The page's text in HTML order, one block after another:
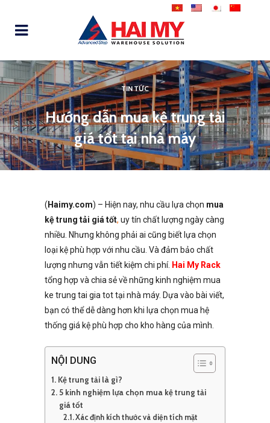
TIN TỨC
Hướng dẫn mua kệ trung tải
giá tốt tại nhà máy
( Haimy.com) – Hiện nay, nhu cầu lựa chọn mua
kệ trung tải giá tốt, uy tín chất lượng ngày càng
nhiều. Nhưng không phải ai cũng biết lựa chọn
loại kệ phù hợp với nhu cầu. Và đảm bảo chất
lượng nhưng vẫn tiết kiệm chi phí. Hai My Rack
tổng hợp và chia sẻ về những kinh nghiệm mua
ke trung tai gia tot tại nhà máy. Dựa vào bài viết,
bạn có thể dễ dàng hơn khi lựa chọn mua hệ
thống giá kệ phù hợp cho kho hàng của mình.
NỘI DUNG
Kệ trung tải là gì?
5 kinh nghiệm lựa chọn mua kệ trung tải
giá tốt
Xác định kích thước và diện tích mặt